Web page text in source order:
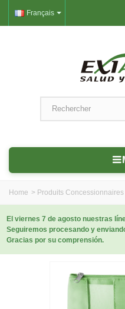
Français
Home > Produits Concessionnaires
El viernes 7 de agosto nuestras
Seguiremos procesando y
Gracias por su comprensión.